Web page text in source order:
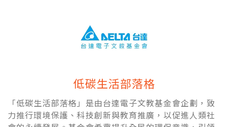
低碳生活部落格
「低碳生活部落格」是由台達電子文教基金會企劃，致
力推行環境保護、科技創新與教育推廣，以促進人類社